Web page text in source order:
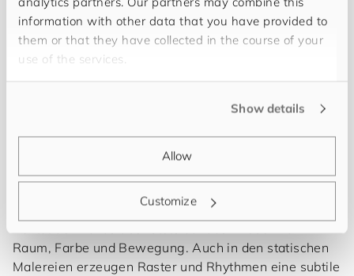
information with other data that you have provided to
them or that they have collected in the course of your
use of the services.
Show details
Allow
Customize
Prantlin Dornbirn und Feldkirch präsentieren zu
dürfen. Die Vernissage fand im Rahmen der ORF
Langen Nacht der Museen statt, zudem gab es
Die in Dornbirn lebende Künstlerin Miriam Prantl
arbeitet mit Malerei, Lichtobjekten und
Formensprache ist der konkreten Kunst verbunden,
Raum, Farbe und Bewegung. Auch in den statischen
Malereien erzeugen Raster und Rhythmen eine subtile